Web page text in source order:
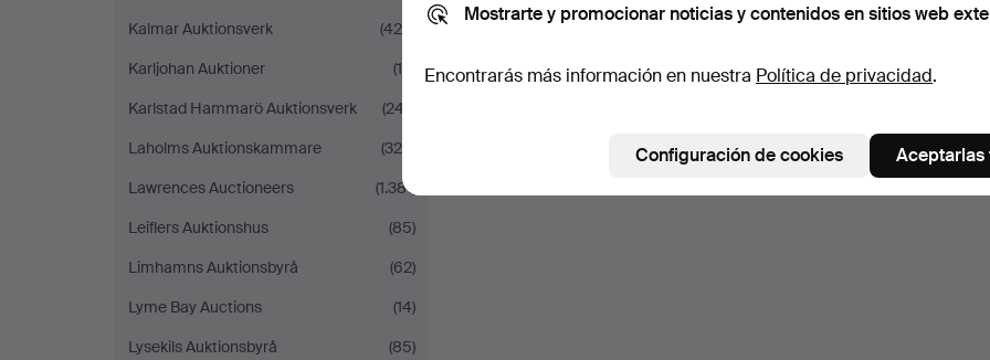
Kalmar Auktionsverk
(428)
Karljohan Auktioner
(15)
Karlstad Hammarö Auktionsverk
(247)
Laholms Auktionskammare
(325)
Lawrences Auctioneers
(1.381)
Leiflers Auktionshus
(85)
Limhamns Auktionsbyrå
(62)
Lyme Bay Auctions
(14)
Lysekils Auktionsbyrå
(85)
Mostrarte y promocionar noticias y contenidos en sitios web
Encontrarás más información en nuestra Política de privacidad.
Configuración de cookies Aceptarlas